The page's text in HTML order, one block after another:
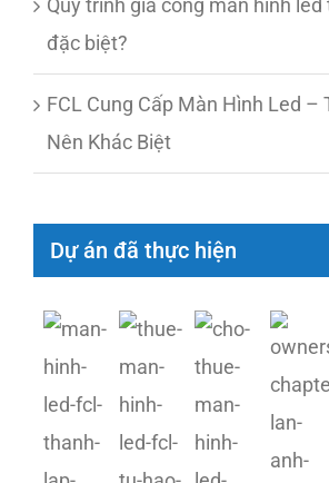
Quy trình gia công màn hình led
đặc biệt?
FCL Cung Cấp Màn Hình Led –
Nên Khác Biệt
Dự án đã thực hiện